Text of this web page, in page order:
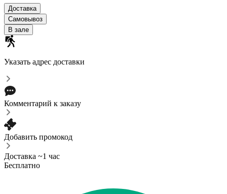
Доставка
Самовывоз
В зале
Указать адрес доставки
Комментарий к заказу
Добавить промокод
Доставка ~1 час
Бесплатно